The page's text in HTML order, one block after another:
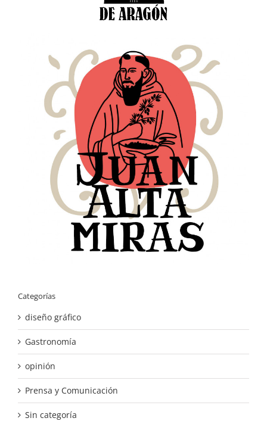
Categorías
diseño gráfico
Gastronomía
opinión
Prensa y Comunicación
Sin categoría